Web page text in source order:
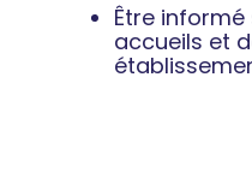
Être informé
accueils et